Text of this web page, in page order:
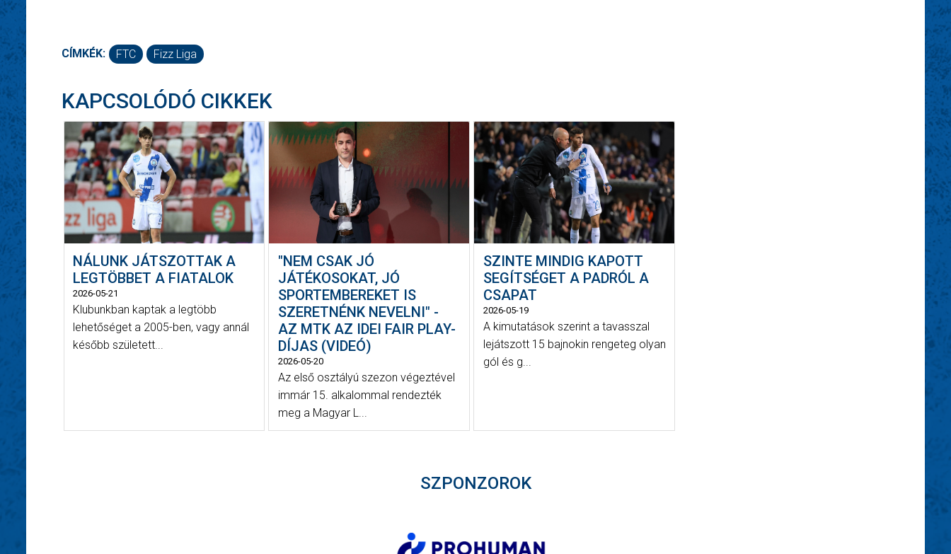
CÍMKÉK: FTC Fizz Liga
KAPCSOLÓDÓ CIKKEK
NÁLUNK JÁTSZOTTAK A
LEGTÖBBET A FIATALOK
2026-05-21
Klubunkban kaptak a legtöbb
lehetőséget a 2005-ben, vagy annál
később született...
"NEM CSAK JÓ
JÁTÉKOSOKAT, JÓ
SPORTEMBEREKET IS
SZERETNÉNK NEVELNI" -
AZ MTK AZ IDEI FAIR PLAY-
DÍJAS (VIDEÓ)
2026-05-20
Az első osztályú szezon végeztével
immár 15. alkalommal rendezték
meg a Magyar L...
SZINTE MINDIG KAPOTT
SEGÍTSÉGET A PADRÓL A
CSAPAT
2026-05-19
A kimutatások szerint a tavasszal
lejátszott 15 bajnokin rengeteg olyan
gól és g...
SZPONZOROK